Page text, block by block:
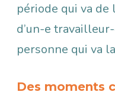
période qui va de
d’un-e
personne qui va
Des moments